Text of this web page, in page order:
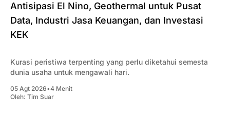
Antisipasi El Nino, Geothermal untuk Pusat
Data, Industri Jasa Keuangan, dan Investasi
KEK
Kurasi peristiwa terpenting yang perlu diketahui semesta
dunia usaha untuk mengawali hari.
05 Agt 2026•4 Menit
Oleh: Tim Suar